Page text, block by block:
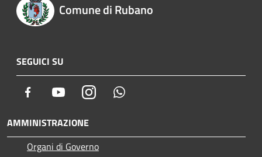
Comune di Rubano
SEGUICI SU
Facebook YoutubeInstagram
AMMINISTRAZIONE
Organi di Governo